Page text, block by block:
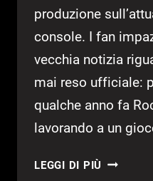
produzione
console. I fan
vecchia notizia
mai reso ufficiale:
qualche anno fa
lavorando a un
LEGGI DI PIÙ ANCORA